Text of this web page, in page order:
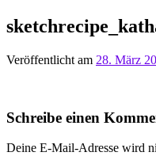
Veröffentlicht am 28. März
Schreibe einen
Deine E-Mail-Adresse wird